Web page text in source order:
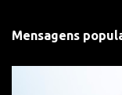
Mensagens